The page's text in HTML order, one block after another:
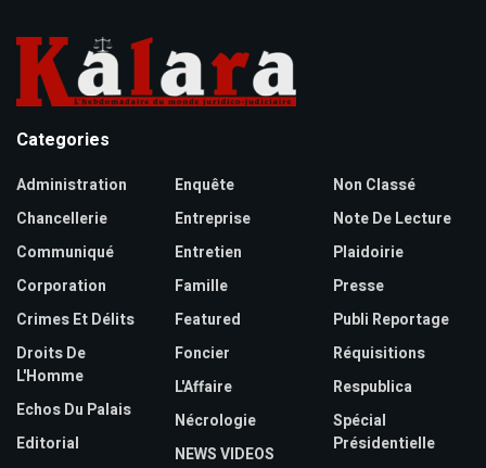
Categories
Administration
Chancellerie
Communiqué
Corporation
Crimes Et Délits
Droits De
L'Homme
Echos Du Palais
Editorial
Enquête
Entreprise
Entretien
Famille
Featured
Foncier
L'Affaire
Nécrologie
NEWS VIDEOS
Non Classé
Note De Lecture
Plaidoirie
Presse
Publi Reportage
Réquisitions
Respublica
Spécial
Présidentielle